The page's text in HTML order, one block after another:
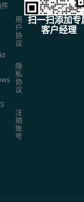
件
用
户
协
议
隐
私
协
议
注
销
账
号
扫一扫添加专
客户经理